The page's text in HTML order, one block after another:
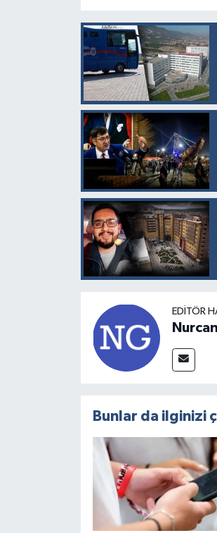
EDITÖR
Bunlar da ilginizi